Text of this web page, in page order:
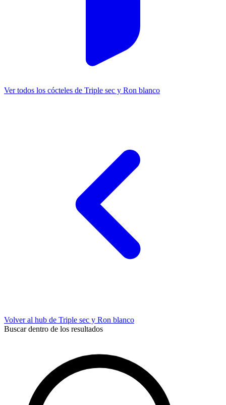
Ver todos los cócteles de Triple sec y Ron blanco
Volver al hub de Triple sec y Ron blanco
Buscar dentro de los resultados